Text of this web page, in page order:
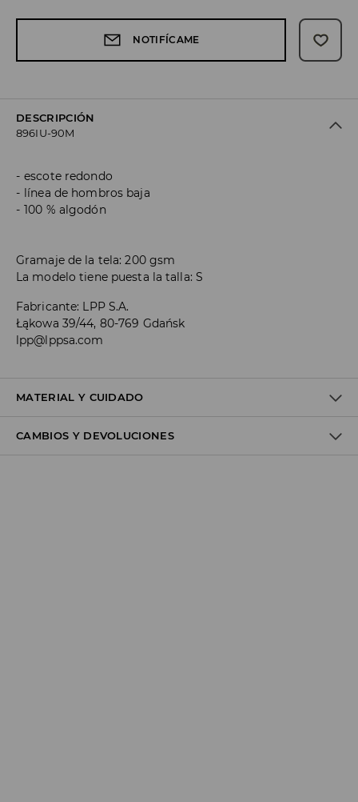
NOTIFÍCAME
DESCRIPCIÓN
896IU-90M
escote redondo
línea de hombros baja
100 % algodón
Gramaje de la tela: 200 gsm
La modelo tiene puesta la talla: S
Fabricante: LPP S.A.
Łąkowa 39/44, 80-769 Gdańsk
lpp@lppsa.com
MATERIAL Y CUIDADO
1º TELA: 100% ALGODÓN
CAMBIOS Y DEVOLUCIONES